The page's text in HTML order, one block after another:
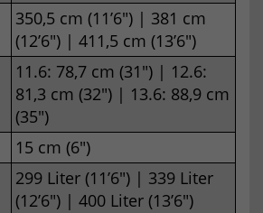
350,5 cm (11’6″) | 381 cm
(12’6″) | 411,5 cm (13’6″)
11.6: 78,7 cm (31″) | 12.6:
81,3 cm (32″) | 13.6: 88,9 cm
(35″)
15 cm (6″)
299 Liter (11’6″) | 339 Liter
(12’6″) | 400 Liter (13’6″)